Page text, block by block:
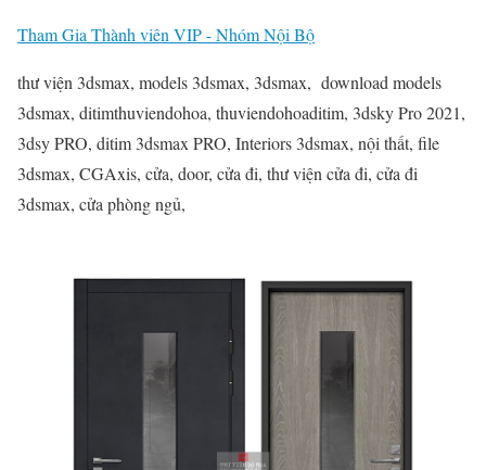
Tham Gia Thành viên VIP - Nhóm Nội Bộ
thư viện 3dsmax, models 3dsmax, 3dsmax, download models
3dsmax, ditimthuviendohoa, thuviendohoaditim, 3dsky Pro 2021,
3dsy PRO, ditim 3dsmax PRO, Interiors 3dsmax, nội thất, file
3dsmax, CGAxis, cửa, door, cửa đi, thư viện cửa đi, cửa đi
3dsmax, cửa phòng ngủ,